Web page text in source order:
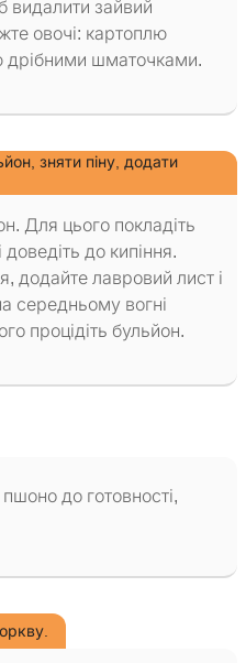
видалити зайвий
овочі: картоплю
дрібними шматочками.
зняти піну, додати
Для цього покладіть
до кипіння.
додайте лавровий лист і
середньому вогні
процідіть бульйон.
до готовності,